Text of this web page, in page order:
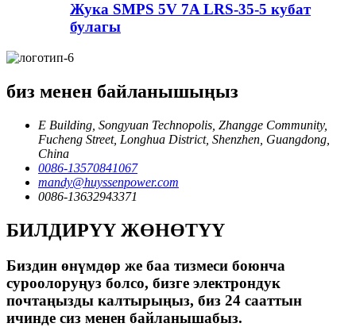
Жука SMPS 5V 7A LRS-35-5 кубат
булагы
биз менен байланышыңыз
E Building, Songyuan Technopolis, Zhangge Community,
Fucheng Street, Longhua District, Shenzhen, Guangdong,
China
0086-13570841067
mandy@huyssenpower.com
0086-13632943371
БИЛДИРҮҮ ЖӨНӨТҮҮ
Биздин өнүмдөр же баа тизмеси боюнча
суроолоруңуз болсо, бизге электрондук
почтаңызды калтырыңыз, биз 24 сааттын
ичинде сиз менен байланышабыз.